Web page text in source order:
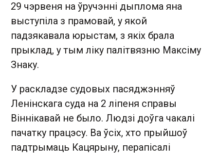
29 чэрвеня на ўручэнні дыплома яна
выступіла з прамовай, у якой
падзякавала юрыстам, з якіх брала
прыклад, у тым ліку палітвязню Максіму
Знаку.
У раскладзе судовых пасяджэнняў
Ленінскага суда на 2 ліпеня справы
Віннікавай не было. Людзі доўга чакалі
пачатку працэсу. Ва ўсіх, хто прыйшоў
падтрымаць Кацярыну, перапісалі